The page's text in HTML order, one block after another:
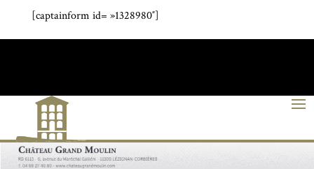
[captainform id= »1328980″]